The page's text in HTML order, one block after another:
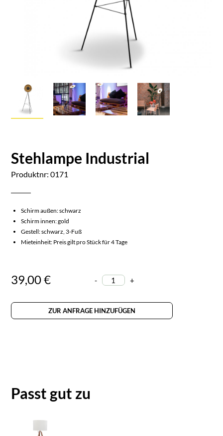
Stehlampe Industrial
Produktnr: 0171
Schirm außen: schwarz
Schirm innen: gold
Gestell: schwarz, 3-Fuß
Mieteinheit: Preis gilt pro Stück für 4 Tage
39,00 € - +
ZUR ANFRAGE HINZUFÜGEN
Passt gut zu